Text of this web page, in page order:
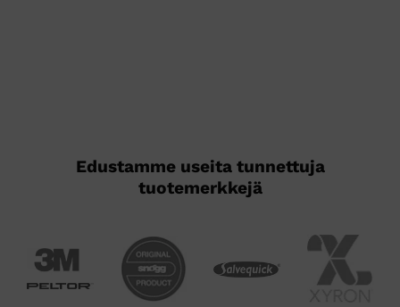
Edustamme useita tunnettuja
tuotemerkkejä